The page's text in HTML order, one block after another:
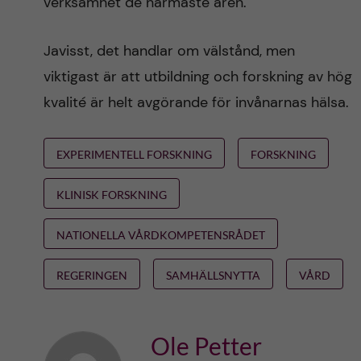
Javisst, det handlar om välstånd, men
viktigast är att utbildning och forskning av hög
kvalité är helt avgörande för invånarnas hälsa.
EXPERIMENTELL FORSKNING FORSKNING
KLINISK FORSKNING
NATIONELLA VÅRDKOMPETENSRÅDET
REGERINGEN SAMHÄLLSNYTTA VÅRD
Ole Petter